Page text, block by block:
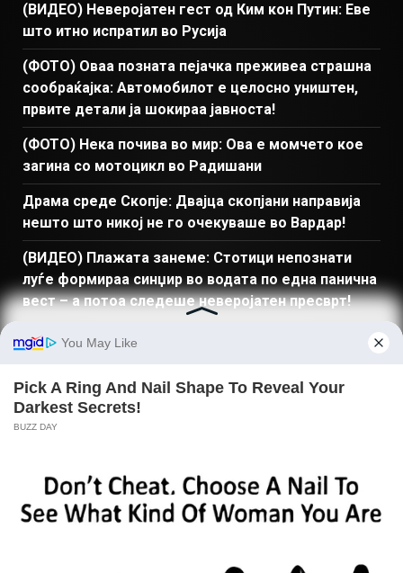
(ВИДЕО) Неверојатен гест од Ким кон Путин: Еве
што итно испратил во Русија
(ФОТО) Оваа позната пејачка преживеа страшна
сообраќајка: Автомобилот е целосно уништен,
првите детали ја шокираа јавноста!
(ФОТО) Нека почива во мир: Ова е момчето кое
загина со мотоцикл во Радишани
Драма среде Скопје: Двајца скопјани направија
нешто што никој не го очекуваше во Вардар!
(ВИДЕО) Плажата занеме: Стотици непознати
луѓе формираа синџир во водата по една панична
вест – а потоа следеше неверојатен пресврт!
ПРЕБАРАЈ
Најново
Донации